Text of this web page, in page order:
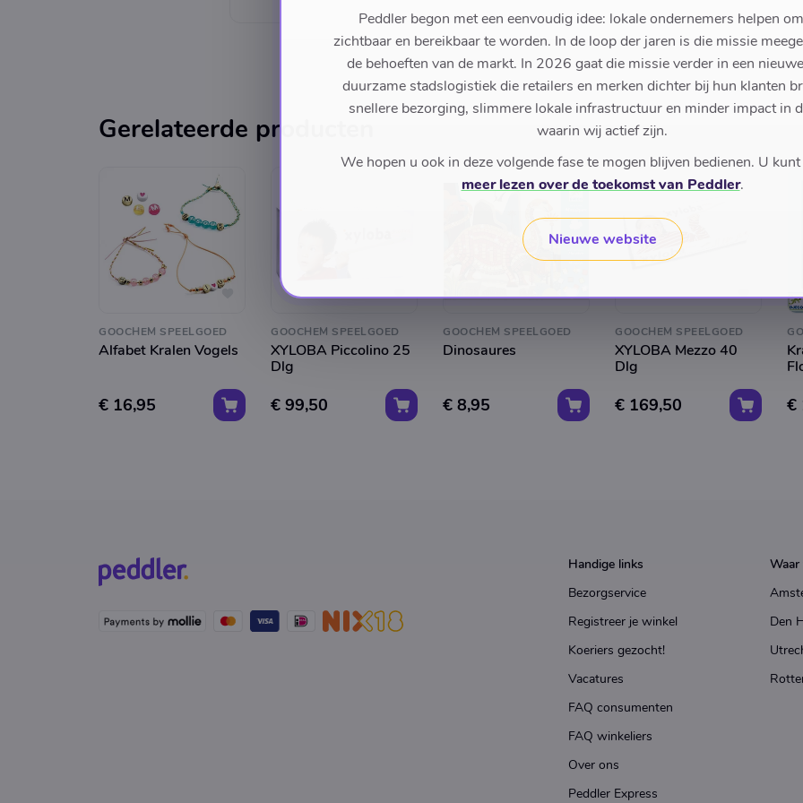
Gerelateerde producten
GOOCHEM SPEELGOED
Alfabet Kralen Vogels
€ 16,95
GOOCHEM SPEELGOED
XYLOBA Piccolino 25
Dlg
€ 99,50
GOOCHEM SPEELGOED
Dinosaures
€ 8,95
GOOCHEM SPEELGOED
XYLOBA Mezzo 40
Dlg
€ 169,50 €
Handige links
Bezorgservice
Registreer je winkel
Koeriers gezocht!
Vacatures
FAQ consumenten
FAQ winkeliers
Over ons
Peddler Express
Waar
Den
Peddler begon met een eenvoudig idee: lokale ondernemers helpen
zichtbaar en bereikbaar te worden. In de loop der jaren is die missie
de behoeften van de markt. In 2026 gaat die missie verder in een
duurzame stadslogistiek die retailers en merken dichter bij hun klanten
snellere bezorging, slimmere lokale infrastructuur en minder impact in
waarin wij actief zijn.
We hopen u ook in deze volgende fase te mogen blijven bedienen. U
meer lezen over de toekomst van Peddler.
Nieuwe website